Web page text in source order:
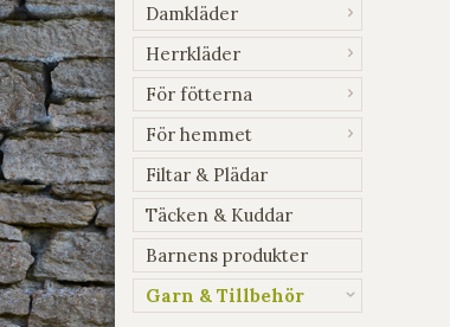
Damkläder
Herrkläder
För fötterna
För hemmet
Filtar & Plädar
Täcken & Kuddar
Barnens produkter
Garn & Tillbehör